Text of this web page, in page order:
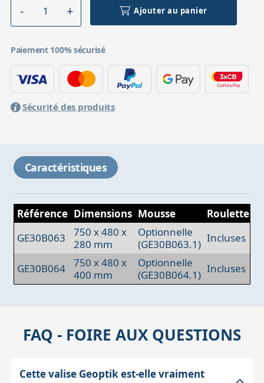
Ajouter au panier
Paiement 100% sécurisé
Sécurité des produits
Caractéristiques
Référence Dimensions Mousse
Roulettes
GE30B063
750 x 480 x
280 mm
Optionnelle
(GE30B063.1) Incluses
GE30B064
750 x 480 x
400 mm
Optionnelle
(GE30B064.1) Incluses
FAQ - FOIRE AUX QUESTIONS
Cette valise Geoptik est-elle vraiment